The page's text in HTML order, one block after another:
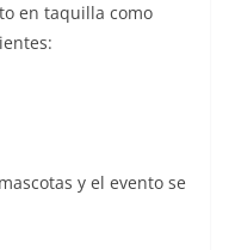
en taquilla como
y el evento se